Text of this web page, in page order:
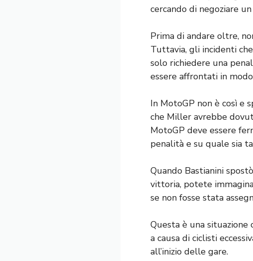
cercando di negoziare
Prima di andare oltre,
Tuttavia, gli incidenti
solo richiedere una
essere affrontati in
In MotoGP non è così e
che Miller avrebbe
MotoGP deve essere
penalità e su quale sia
Quando Bastianini
vittoria, potete
se non fosse stata
Questa è una
a causa di ciclisti
all’inizio delle gare.